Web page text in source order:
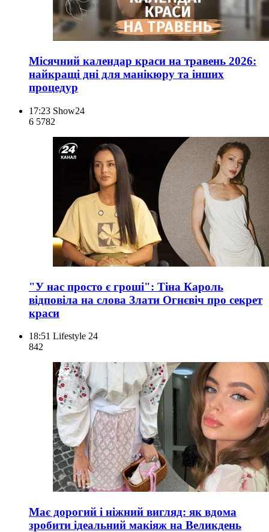
Місячний календар краси на травень 2026:
найкращі дні для манікюру та інших
процедур
17:23 Show24
6 5782
"У нас просто є гроші": Тіна Кароль
відповіла на слова Злати Огнєвіч про секрет
краси
18:51 Lifestyle 24
842
Має дорогий і ніжний вигляд: як вдома
зробити ідеальний макіяж на Великдень